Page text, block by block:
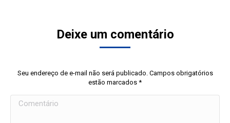
Deixe um comentário
Seu endereço de e-mail não será publicado. Campos obrigatórios
estão marcados *
Comentário